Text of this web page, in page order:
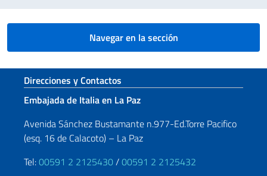
Navegar en la sección
Sezione footer
Direcciones y Contactos
Embajada de Italia en La Paz
Avenida Sánchez Bustamante n.977-Ed.Torre Pacifico
(esq. 16 de Calacoto) – La Paz
Tel:00591 2 2125430/00591 2 2125432